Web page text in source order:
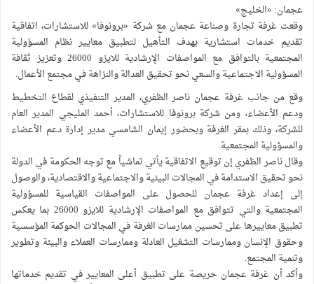
عجمان: «الخليج»
وقعت غرفة تجارة وصناعة عجمان مع شركة «برونوفا» للاستشارات، اتفاقية
تقديم خدمات استشارية بهدف التأهيل لتطبيق معايير نظام المسؤولية
المجتمعية بالتوافق مع المواصفات الإرشادية للايزو 26000 وتعزيز ثقافة
المسؤولية الاجتماعية والسعي نحو تحقيق العدالة والنزاهة في مجتمع الأعمال.
وقع من جانب غرفة عجمان ناصر الظفري، المدير التنفيذي لقطاع التخطيط
ودعم الأعضاء، ومن شركة برونوفا للاستشارات، أحمد المليجي المدير العام
للشركة، وذلك بمقر الغرفة وبحضور إيمان الشامسي مدير إدارة دعم الأعضاء
والمسؤولية المجتمعية.
وقال ناصر الظفري إن توقيع الاتفاقية يأتي تماشياً مع توجه الحكومة في الدولة
نحو تحقيق الاستدامة في المجالات البيئية والاجتماعية والاقتصادية، والوصول
إلى إعداد غرفة عجمان للحصول على المواصفات القياسية للمسؤولية
المجتمعية والتي تتوافق مع المواصفات الإرشادية للايزو 26000 بما يعكس
تطبيق معاييرها على تحسين ممارسات الغرفة في المجالات الحوكمة المؤسسية
وحقوق الإنسان وممارسات التشغيل العادلة وممارسات العملاء والبيئة وتطوير
وتنمية المجتمع.
وأكد أن غرفة عجمان حريصة على تطبيق أعلى المعايير في تقديم خدماتها